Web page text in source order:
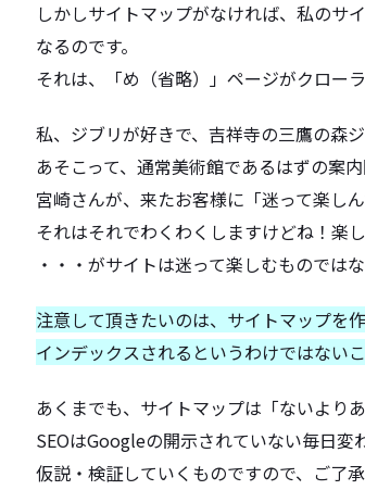
しかしサイトマップがなければ、私のサ
なるのです。
それは、「め（省略）」 ページがクロー
私、ジブリが好きで、 吉祥寺の三鷹の森
あそこって、通常美術館であるはずの案内
宮崎さんが、来たお客様に「迷って楽しん
それはそれでわくわくしますけどね！楽
・・・がサイトは迷って楽しむものではな
注意して頂きたいのは、 サイトマップを
インデックスされるというわけではないこ
あくまでも、サイトマップは「ないより
SEOはGoogleの開示されていない毎日変
仮説・検証していくものですので、ご了承